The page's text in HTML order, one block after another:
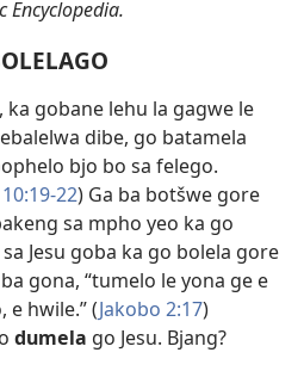
Encyclopedia.
ka gobane lehu la gagwe le
dibe, go batamela
bjo bo sa felego.
22) Ga ba botšwe gore
sa mpho yeo ka go
Jesu goba ka go bolela gore
gona, “tumelo le yona ge e
e hwile.” (Jakobo 2:17)
dumela go Jesu. Bjang?